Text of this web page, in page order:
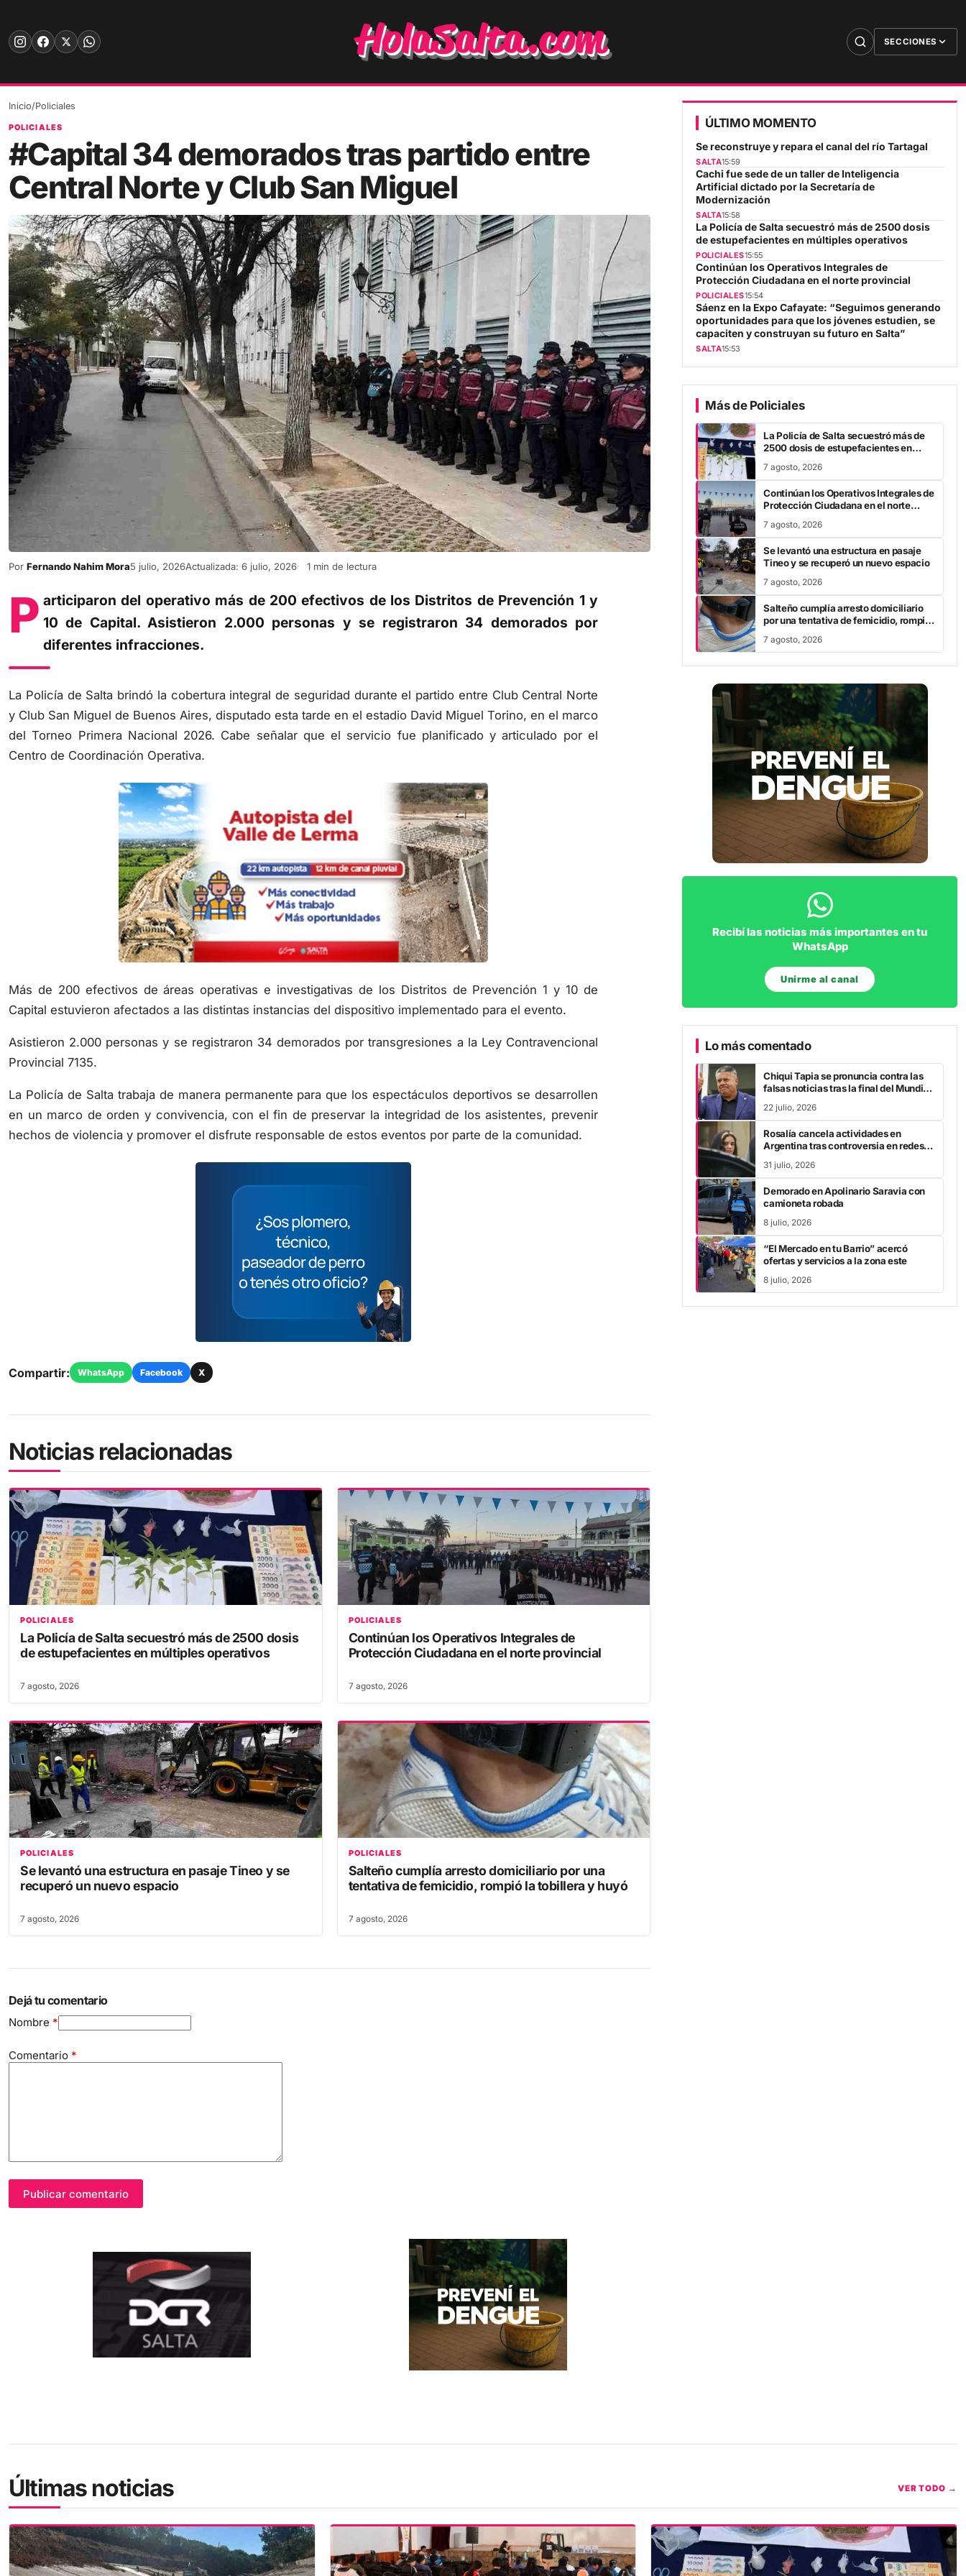
content
SECCIONES
Inicio/Policiales
POLICIALES
#Capital 34 demorados tras partido entre
Central Norte y Club San Miguel
Por Fernando Nahim Mora5 julio, 2026Actualizada: 6 julio, 2026 1 min de lectura
P articiparon del operativo más de 200 efectivos de los Distritos de Prevención 1 y
10 de Capital. Asistieron 2.000 personas y se registraron 34 demorados por
diferentes infracciones.
La Policía de Salta brindó la cobertura integral de seguridad durante el partido entre Club Central Norte
y Club San Miguel de Buenos Aires, disputado esta tarde en el estadio David Miguel Torino, en el marco
del Torneo Primera Nacional 2026. Cabe señalar que el servicio fue planificado y articulado por el
Centro de Coordinación Operativa.
Más de 200 efectivos de áreas operativas e investigativas de los Distritos de Prevención 1 y 10 de
Capital estuvieron afectados a las distintas instancias del dispositivo implementado para el evento.
Asistieron 2.000 personas y se registraron 34 demorados por transgresiones a la Ley Contravencional
Provincial 7135.
La Policía de Salta trabaja de manera permanente para que los espectáculos deportivos se desarrollen
en un marco de orden y convivencia, con el fin de preservar la integridad de los asistentes, prevenir
hechos de violencia y promover el disfrute responsable de estos eventos por parte de la comunidad.
Compartir: WhatsApp Facebook X
Noticias relacionadas
POLICIALES
La Policía de Salta secuestró más de 2500 dosis
de estupefacientes en múltiples operativos
7 agosto, 2026
POLICIALES
Continúan los Operativos Integrales de
Protección Ciudadana en el norte provincial
7 agosto, 2026
POLICIALES
Se levantó una estructura en pasaje Tineo y se
recuperó un nuevo espacio
7 agosto, 2026
POLICIALES
Salteño cumplía arresto domiciliario por una
tentativa de femicidio, rompió la tobillera y huyó
7 agosto, 2026
Dejá tu comentario
Nombre *
Comentario *
Publicar comentario
ÚLTIMO MOMENTO
Se reconstruye y repara el canal del río Tartagal
SALTA15:59
Cachi fue sede de un taller de Inteligencia
Artificial dictado por la Secretaría de
Modernización
SALTA15:58
La Policía de Salta secuestró más de 2500 dosis
de estupefacientes en múltiples operativos
POLICIALES15:55
Continúan los Operativos Integrales de
Protección Ciudadana en el norte provincial
POLICIALES15:54
Sáenz en la Expo Cafayate: “Seguimos generando
oportunidades para que los jóvenes estudien, se
capaciten y construyan su futuro en Salta”
SALTA15:53
Más de Policiales
La Policía de Salta secuestró más de
2500 dosis de estupefacientes en
7 agosto, 2026
Continúan los Operativos Integrales de
Protección Ciudadana en el norte
7 agosto, 2026
Se levantó una estructura en pasaje
Tineo y se recuperó un nuevo espacio
7 agosto, 2026
Salteño cumplía arresto domiciliario
por una tentativa de femicidio, rompió
7 agosto, 2026
Recibí las noticias más importantes en tu
WhatsApp
Unirme al canal
Lo más comentado
Chiqui Tapia se pronuncia contra las
falsas noticias tras la final del Mundial
22 julio, 2026
Rosalía cancela actividades en
Argentina tras controversia en redes
31 julio, 2026
Demorado en Apolinario Saravia con
camioneta robada
8 julio, 2026
“El Mercado en tu Barrio” acercó
ofertas y servicios a la zona este
8 julio, 2026
Últimas noticias VER TODO →